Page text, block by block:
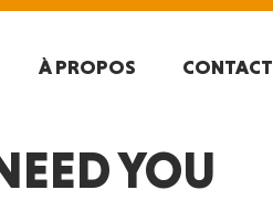
À PROPOS CONTACT
YOU